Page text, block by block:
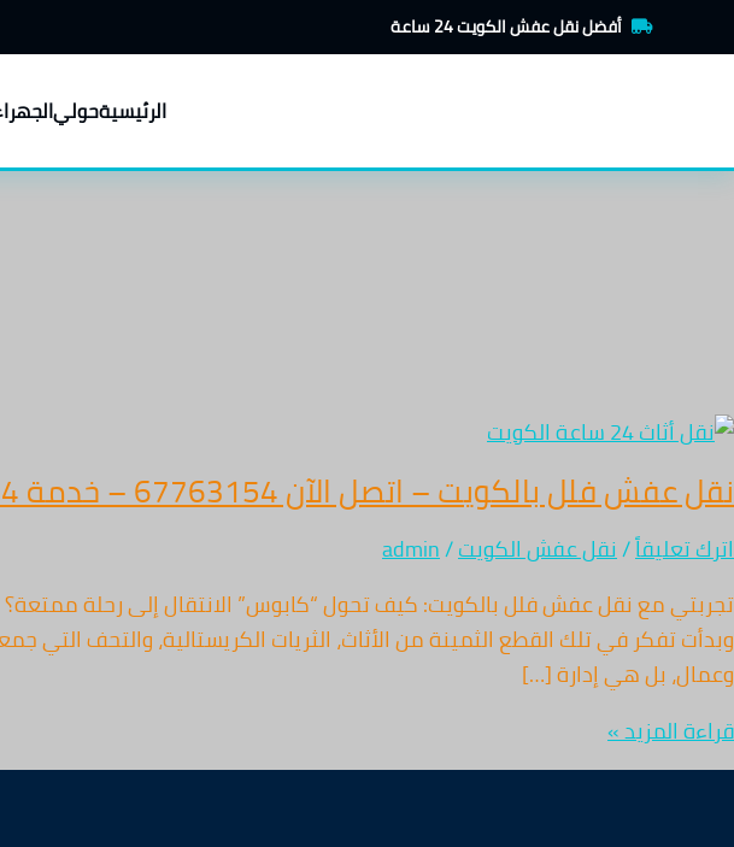
أفضل نقل عفش الكويت 24 ساعة
الرئيسيةحولي
إلى
نقل عفش فلل بالكويت – اتصل الآن 67763154 – خدمة 24 ساعة بأمان
اترك تعليقاً/نقل عفش الكويت/
admin
تجربتي مع نقل عفش فلل بالكويت: كيف تحول “كابوس” الانتقال إلى رحلة
وبدأت تفكر في تلك القطع الثمينة من الأثاث، الثريات الكريستالية، والتحف
وعمال، بل هي إدارة […]
عفش
بأمان
قراءة المزيد »